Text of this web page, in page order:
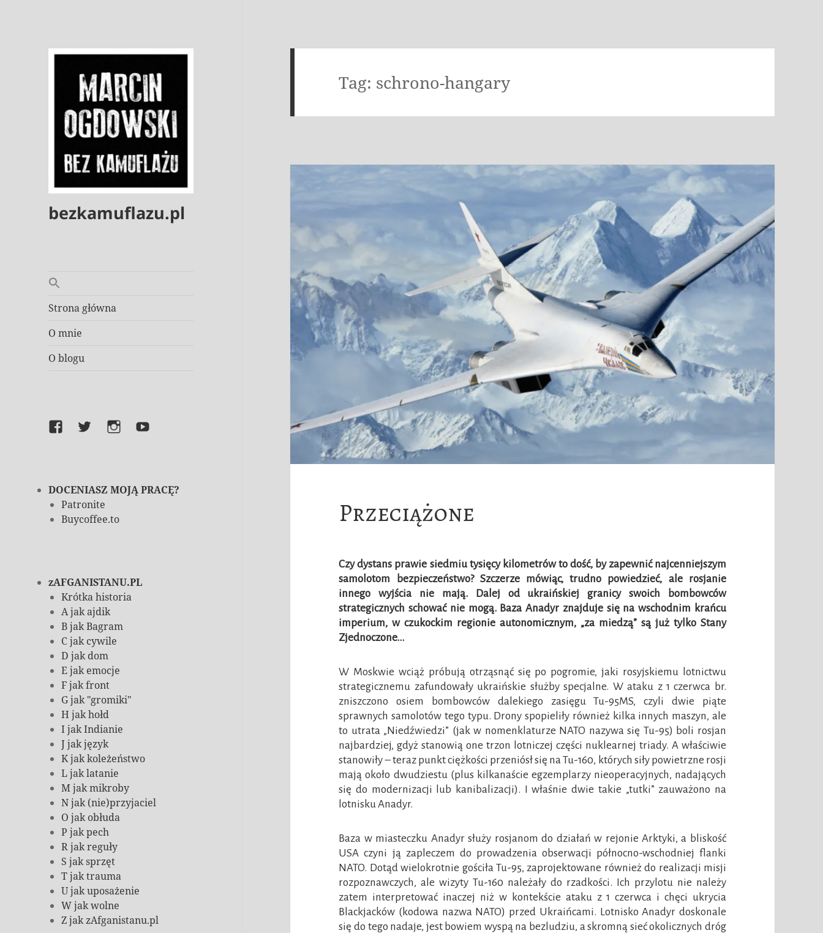
bezkamuflazu.pl
Strona główna
O mnie
O blogu
FacebookTwitterInstagramYouTube
DOCENIASZ MOJĄ PRACĘ?
Patronite
Buycoffee.to
zAFGANISTANU.PL
Krótka historia
A jak ajdik
B jak Bagram
C jak cywile
D jak dom
E jak emocje
F jak front
G jak "gromiki"
H jak hołd
I jak Indianie
J jak język
K jak koleżeństwo
L jak latanie
M jak mikroby
N jak (nie)przyjaciel
O jak obłuda
P jak pech
R jak reguły
S jak sprzęt
T jak trauma
U jak uposażenie
W jak wolne
Z jak zAfganistanu.pl
Tag: schrono-hangary
Przeciążone
Czy dystans prawie siedmiu tysięcy kilometrów to dość, by zapewnić najcenniejszym
samolotom bezpieczeństwo? Szczerze mówiąc, trudno powiedzieć, ale rosjanie
innego wyjścia nie mają. Dalej od ukraińskiej granicy swoich bombowców
strategicznych schować nie mogą. Baza Anadyr znajduje się na wschodnim krańcu
imperium, w czukockim regionie autonomicznym, „za miedzą” są już tylko Stany
Zjednoczone…
W Moskwie wciąż próbują otrząsnąć się po pogromie, jaki rosyjskiemu lotnictwu
strategicznemu zafundowały ukraińskie służby specjalne. W ataku z 1 czerwca br.
zniszczono osiem bombowców dalekiego zasięgu Tu-95MS, czyli dwie piąte
sprawnych samolotów tego typu. Drony spopieliły również kilka innych maszyn, ale
to utrata „Niedźwiedzi” (jak w nomenklaturze NATO nazywa się Tu-95) boli rosjan
najbardziej, gdyż stanowią one trzon lotniczej części nuklearnej triady. A właściwie
stanowiły – teraz punkt ciężkości przeniósł się na Tu-160, których siły powietrzne rosji
mają około dwudziestu (plus kilkanaście egzemplarzy nieoperacyjnych, nadających
się do modernizacji lub kanibalizacji). I właśnie dwie takie „tutki” zauważono na
lotnisku Anadyr.
Baza w miasteczku Anadyr służy rosjanom do działań w rejonie Arktyki, a bliskość
USA czyni ją zapleczem do prowadzenia obserwacji północno-wschodniej flanki
NATO. Dotąd wielokrotnie gościła Tu-95, zaprojektowane również do realizacji misji
rozpoznawczych, ale wizyty Tu-160 należały do rzadkości. Ich przylotu nie należy
zatem interpretować inaczej niż w kontekście ataku z 1 czerwca i chęci ukrycia
Blackjacków (kodowa nazwa NATO) przed Ukraińcami. Lotnisko Anadyr doskonale
się do tego nadaje, jest bowiem wyspą na bezludziu, a skromną sieć okolicznych dróg